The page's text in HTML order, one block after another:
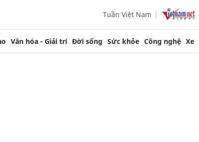
Tuần Việt Nam
Văn hóa - Giải trí Đời sống Sức khỏe Công nghệ Xe